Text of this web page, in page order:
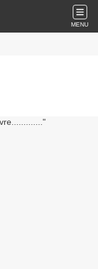
MENU